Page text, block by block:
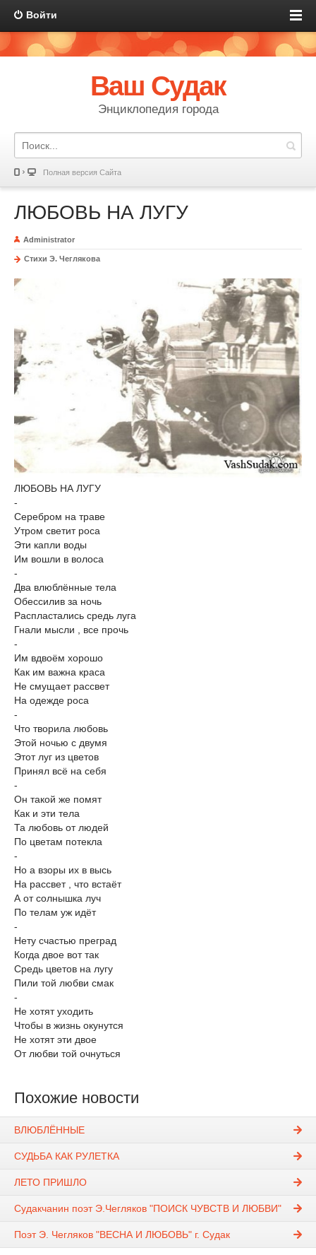
Войти
Ваш Судак
Энциклопедия города
Полная версия Сайта
ЛЮБОВЬ НА ЛУГУ
Administrator
Стихи Э. Чеглякова
ЛЮБОВЬ НА ЛУГУ
-
Серебром на траве
Утром светит роса
Эти капли воды
Им вошли в волоса
-
Два влюблённые тела
Обессилив за ночь
Распластались средь луга
Гнали мысли , все прочь
-
Им вдвоём хорошо
Как им важна краса
Не смущает рассвет
На одежде роса
-
Что творила любовь
Этой ночью с двумя
Этот луг из цветов
Принял всё на себя
-
Он такой же помят
Как и эти тела
Та любовь от людей
По цветам потекла
-
Но а взоры их в высь
На рассвет , что встаёт
А от солнышка луч
По телам уж идёт
-
Нету счастью преград
Когда двое вот так
Средь цветов на лугу
Пили той любви смак
-
Не хотят уходить
Чтобы в жизнь окунутся
Не хотят эти двое
От любви той очнуться
Похожие новости
ВЛЮБЛЁННЫЕ
СУДЬБА КАК РУЛЕТКА
ЛЕТО ПРИШЛО
Судакчанин поэт Э.Чегляков "ПОИСК ЧУВСТВ И ЛЮБВИ"
Поэт Э. Чегляков "ВЕСНА И ЛЮБОВЬ" г. Судак